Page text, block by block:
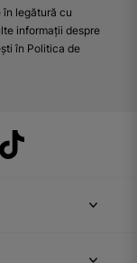
legătură cu
informații despre
în Politica de